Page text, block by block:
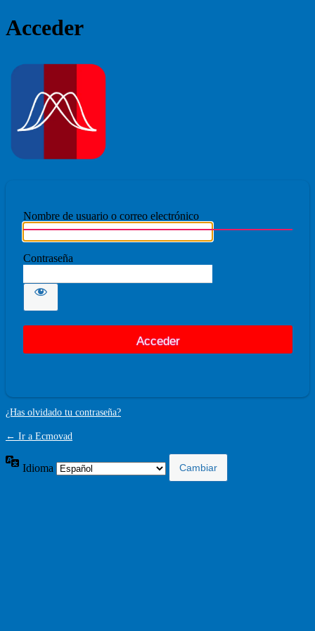
Acceder
Nombre de usuario o correo electrónico
Contraseña
¿Has olvidado tu contraseña?
← Ir a Ecmovad
Idioma